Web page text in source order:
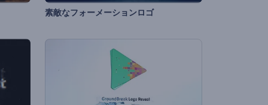
素敵なフォーメーションロゴ